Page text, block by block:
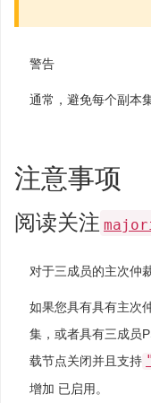
警告
通常，避免每个副本
注意事项
阅读关注
对于三成员的主次仲
如果您具有具有主次
集，或者具有三成员
载节点关闭并且支持
增加 已启用。